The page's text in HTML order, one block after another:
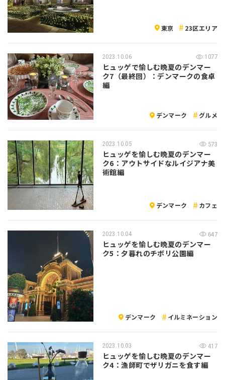
東京 23区エリア
2023.10.06 1077
ヒュッゲで愉しむ晩夏のデンマー
ク7（最終回）：デンマークの食卓
編
デンマーク グルメ
2023.10.05 573
ヒュッゲを愉しむ晩夏のデンマー
ク6：アウトサイドなルイジアナ美
術館編
デンマーク カフェ
2023.10.04 647
ヒュッゲを愉しむ晩夏のデンマー
ク5：夕暮れのチボリ公園編
デンマーク イルミネーション
2023.10.03 417
ヒュッゲを愉しむ晩夏のデンマー
ク4：漁師町でザリガニを食す編